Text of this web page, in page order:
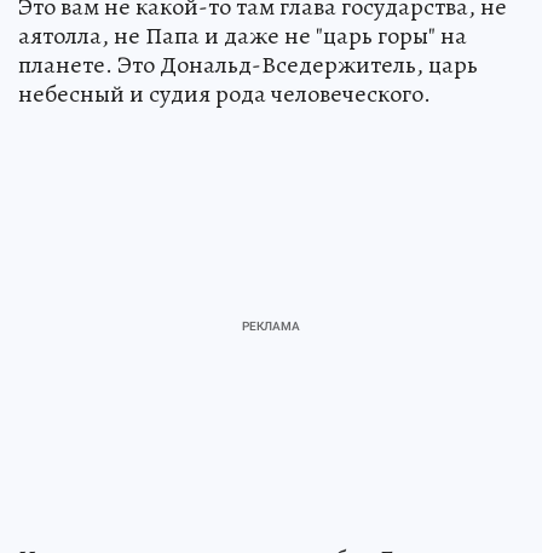
Это вам не какой-то там глава государства, не
аятолла, не Папа и даже не "царь горы" на
планете. Это Дональд-Вседержитель, царь
небесный и судия рода человеческого.